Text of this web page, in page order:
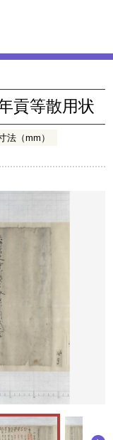
貢等散用状
法（mm）